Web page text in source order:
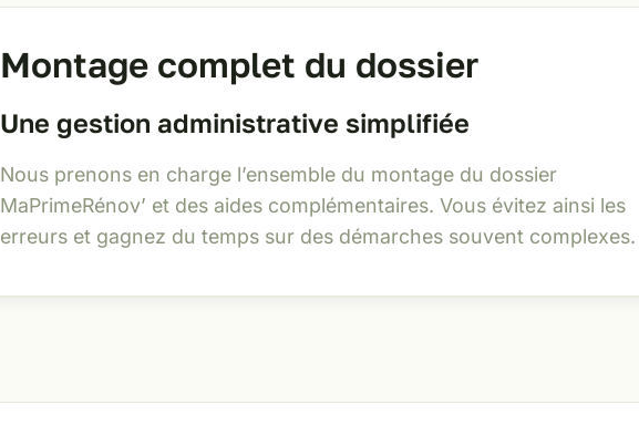
Montage complet du dossier
Une gestion administrative simplifiée
Nous prenons en charge l’ensemble du montage du dossier
MaPrimeRénov’ et des aides complémentaires. Vous évitez ainsi les
erreurs et gagnez du temps sur des démarches souvent complexes.